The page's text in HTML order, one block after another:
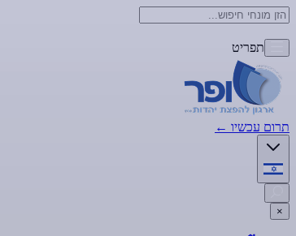
תפריט
תרום עכשיו ←
×